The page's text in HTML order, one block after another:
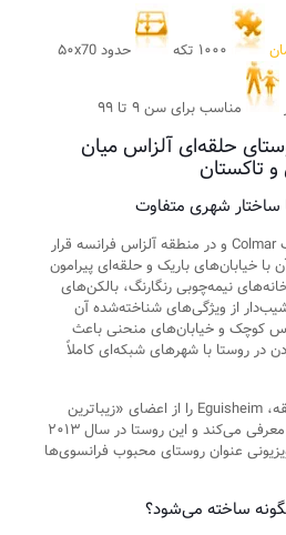
حدود ۵۰x70
مناسب برای سن ۹ تا ۹۹
حلقه‌ای آلزاس میان
تاکستان
ساختار شهری متفاوت
Eguisheim در جنوب Colmar و در منطقه آلزاس فرانسه قرار
با خیابان‌های باریک و حلقه‌ای پیرامون
نیمه‌چوبی رنگارنگ، بالکن‌های
از ویژگی‌های شناخته‌شده آن
کوچک و خیابان‌های منحنی باعث
در روستا با شهرهای شبکه‌ای کاملاً
دفتر گردشگری منطقه، Eguisheim را از اعضای «زیباترین
روستاهای فرانسه» معرفی می‌کند و این روستا در سال ۲۰۱۳
عنوان روستای محبوب فرانسوی‌ها
ساخته می‌شود؟